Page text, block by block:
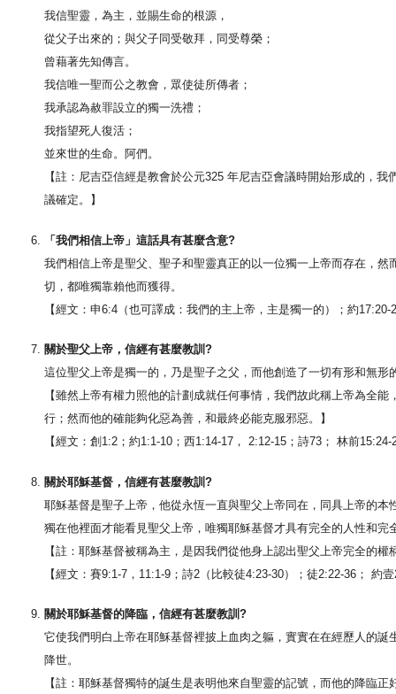
我信聖靈，為主，並賜生命的根源，
從父子出來的；與父子同受敬拜，同受尊榮；
曾藉著先知傳言。
我信唯一聖而公之教會，眾使徒所傳者；
我承認為赦罪設立的獨一洗禮；
我指望死人復活；
並來世的生命。阿們。
【註：尼吉亞信經是教會於公元325 年尼吉亞會議時開始形成的，
議確定。】
「我們相信上帝」這話具有甚麼含意?
我們相信上帝是聖父、聖子和聖靈真正的以一位獨一上帝而存在，
切，都唯獨靠賴他而獲得。
【經文：申6:4（也可譯成：我們的主上帝，主是獨一的）；約17:20-
關於聖父上帝，信經有甚麼教訓?
這位聖父上帝是獨一的，乃是聖子之父，而他創造了一切有形和無
【雖然上帝有權力照他的計劃成就任何事情，我們故此稱上帝為全
行；然而他的確能夠化惡為善，和最終必能克服邪惡。】
【經文：創1:2；約1:1-10；西1:14-17， 2:12-15；詩73； 林前15:24-
關於耶穌基督，信經有甚麼教訓?
耶穌基督是聖子上帝，他從永恆一直與聖父上帝同在，同具上帝的
獨在他裡面才能看見聖父上帝，唯獨耶穌基督才具有完全的人性和完
【註：耶穌基督被稱為主，是因我們從他身上認出聖父上帝完全的
【經文：賽9:1-7，11:1-9；詩2（比較徒4:23-30）；徒2:22-36； 約
關於耶穌基督的降臨，信經有甚麼教訓?
它使我們明白上帝在耶穌基督裡披上血肉之軀，實實在在經歷人的
降世。
【註：耶穌基督獨特的誕生是表明他來自聖靈的記號，而他的降臨正